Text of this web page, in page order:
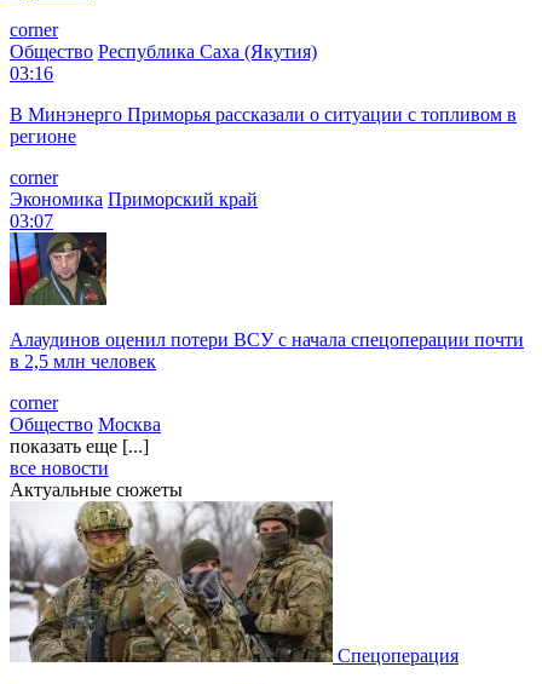
corner
Общество Республика Саха (Якутия)
03:16
В Минэнерго Приморья рассказали о ситуации с топливом в
регионе
corner
Экономика Приморский край
03:07
Алаудинов оценил потери ВСУ с начала спецоперации почти
в 2,5 млн человек
corner
Общество Москва
показать еще [...]
все новости
Актуальные сюжеты
Спецоперация